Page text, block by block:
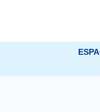
Panneau de gestion